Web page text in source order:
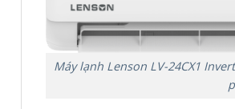
Máy lạnh Lenson LV-24CX1